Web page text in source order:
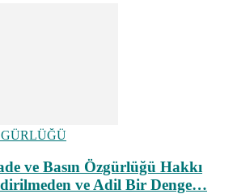
ve Basın Özgürlüğü Hakkı
ve Adil Bir Denge…